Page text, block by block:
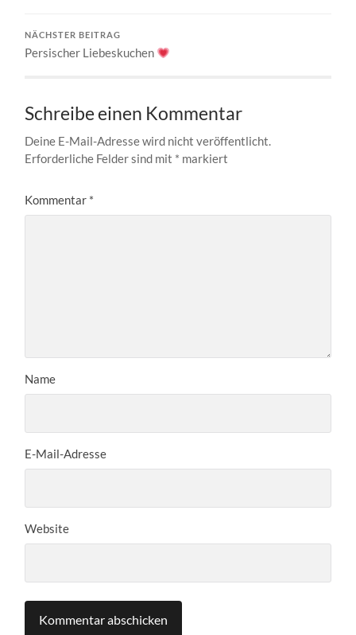
NÄCHSTER BEITRAG
Persischer Liebeskuchen
Schreibe einen Kommentar
Deine E-Mail-Adresse wird nicht veröffentlicht.
Erforderliche Felder sind mit * markiert
Kommentar *
Name
E-Mail-Adresse
Website